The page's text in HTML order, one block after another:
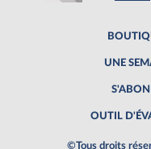
UNE
OUTIL
©Tous droits